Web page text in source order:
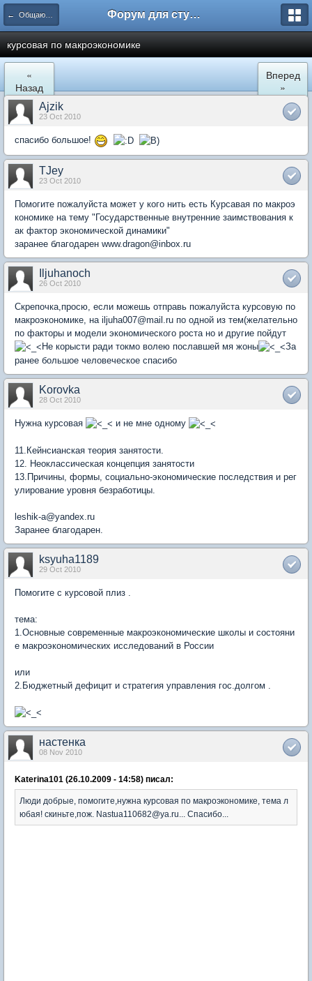
← Общаются экономисты Форум для студента СГА
курсовая по макроэкономике
«
Назад
Вперед
»
Ajzik
23 Oct 2010
спасибо большое!
TJey
23 Oct 2010
Помогите пожалуйста может у кого нить есть Курсавая по макроэ
кономике на тему "Государственные внутренние заимствования к
ак фактор экономической динамики"
заранее благодарен www.dragon@inbox.ru
Iljuhanoch
26 Oct 2010
Скрепочка,просю, если можешь отправь пожалуйста курсовую по
макроэкономике, на iljuha007@mail.ru по одной из тем(желательно
по факторы и модели экономического роста но и другие пойдут
Не корысти ради токмо волею пославшей мя жоны
За
ранее большое человеческое спасибо
Korovka
28 Oct 2010
Нужна курсовая и не мне одному
11.Кейнсианская теория занятости.
12. Неоклассическая концепция занятости
13.Причины, формы, социально-экономические последствия и рег
улирование уровня безработицы.
leshik-a@yandex.ru
Заранее благодарен.
ksyuha1189
29 Oct 2010
Помогите с курсовой плиз .
тема:
1.Основные современные макроэкономические школы и состояни
е макроэкономических исследований в России
или
2.Бюджетный дефицит и стратегия управления гос.долгом .
настенка
08 Nov 2010
Katerina101 (26.10.2009 - 14:58) писал:
Люди добрые, помогите,нужна курсовая по макроэкономике, тема л
юбая! скиньте,пож. Nastua110682@ya.ru... Спасибо...